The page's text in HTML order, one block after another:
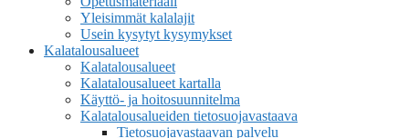
Yleisimmät kalalajit
Usein kysytyt kysymykset
Kalatalousalueet
Kalatalousalueet
Kalatalousalueet kartalla
Käyttö- ja hoitosuunnitelma
Kalatalousalueiden tietosuojavastaava
Tietosuojavastaavan palvelu